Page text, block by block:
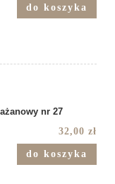
do koszyka
nr 27
32,00 zł
do koszyka